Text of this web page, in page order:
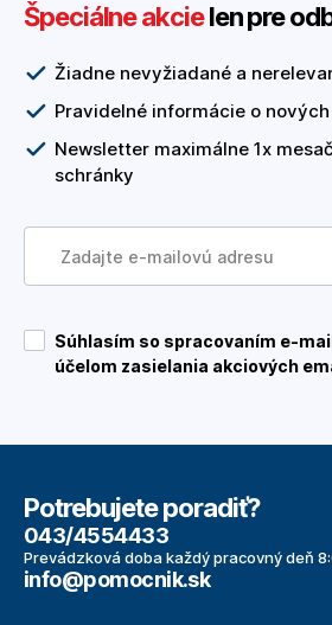
Špeciálne akcielen pre
Žiadne nevyžiadané a
Pravidelné informácie o
Newsletter maximálne 1x
schránky
Súhlasím so spracovaním e-
účelom zasielania akciových
Potrebujete poradiť?
043/4554433
Prevádzková doba každý pracovný deň
info@pomocnik.sk